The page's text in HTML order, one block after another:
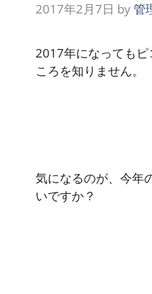
2017年2月7日 by管
2017年になってもピ
ころを知りません。
気になるのが、今年
いですか？